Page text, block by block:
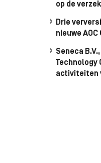
op de
Drie
nieuwe AOC
Seneca
activiteiten